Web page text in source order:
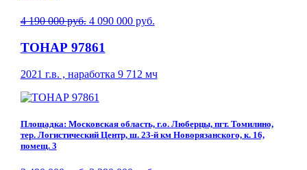
4 190 000 руб. 4 090 000 руб.
ТОНАР 97861
2021 г.в. , наработка 9 712 мч
Площадка: Московская область, г.о. Люберцы, пгт. Томилино,
тер. Логистический Центр, ш. 23-й км Новорязанского, к. 16,
помещ. 3